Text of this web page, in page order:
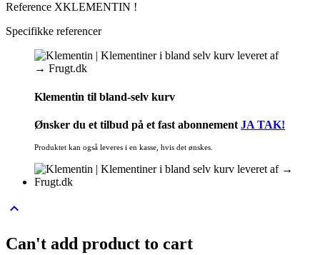
Reference XKLEMENTIN !
Specifikke referencer
Klementin til bland-selv kurv
Ønsker du et tilbud på et fast abonnement JA TAK!
Produktet kan også leveres i en kasse, hvis det ønskes.
keyboard_arrow_up
Can't add product to cart